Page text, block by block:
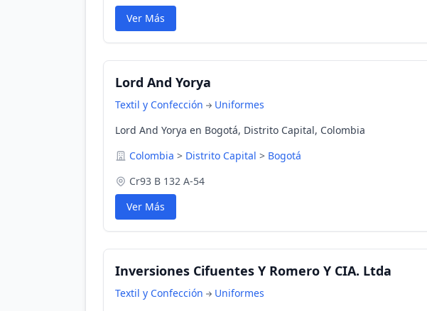
Ver Más
Lord And Yorya
Textil y Confección
Uniformes
Lord And Yorya en Bogotá, Distrito Capital, Colombia
Colombia > Distrito Capital > Bogotá
Cr93 B 132 A-54
Ver Más
Inversiones Cifuentes Y Romero Y CIA. Ltda
Textil y Confección
Uniformes